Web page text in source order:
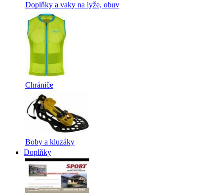
Doplňky a vaky na lyže, obuv
Chrániče
Boby a kluzáky
Doplňky